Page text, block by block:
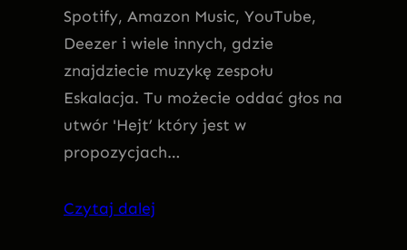
Spotify, Amazon Music, YouTube,
Deezer i wiele innych, gdzie
znajdziecie muzykę zespołu
Eskalacja. Tu możecie oddać głos na
utwór 'Hejt’ który jest w
propozycjach…
Czytaj dalej